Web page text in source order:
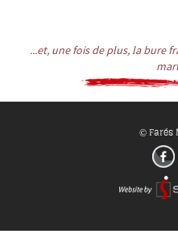
...et, une fois de plus, la bure
© Farés